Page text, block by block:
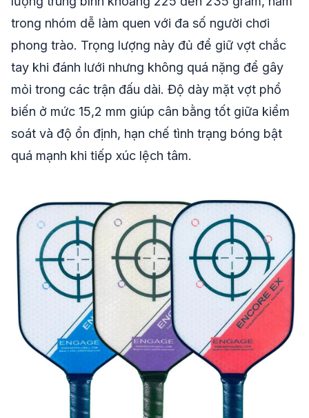
trong nhóm dễ làm quen với đa số người chơi
phong trào. Trọng lượng này đủ để giữ vợt chắc
tay khi đánh lưới nhưng không quá nặng để gây
mỏi trong các trận đấu dài. Độ dày mặt vợt phổ
biến ở mức 15,2 mm giúp cân bằng tốt giữa kiểm
soát và độ ổn định, hạn chế tình trạng bóng bật
quá mạnh khi tiếp xúc lệch tâm.